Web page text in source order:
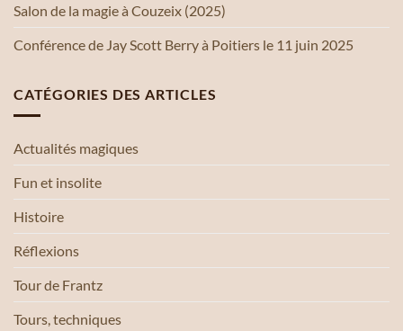
Salon de la magie à Couzeix (2025)
Conférence de Jay Scott Berry à Poitiers le 11 juin 2025
CATÉGORIES DES ARTICLES
Actualités magiques
Fun et insolite
Histoire
Réflexions
Tour de Frantz
Tours, techniques